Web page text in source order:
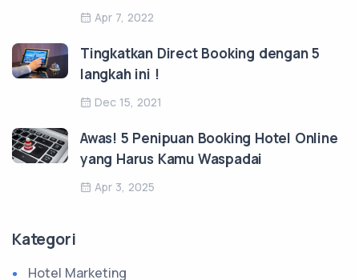
Apr 7, 2022
Tingkatkan Direct Booking dengan 5
langkah ini !
Dec 15, 2021
Awas! 5 Penipuan Booking Hotel Online
yang Harus Kamu Waspadai
Apr 3, 2025
Kategori
Hotel Marketing